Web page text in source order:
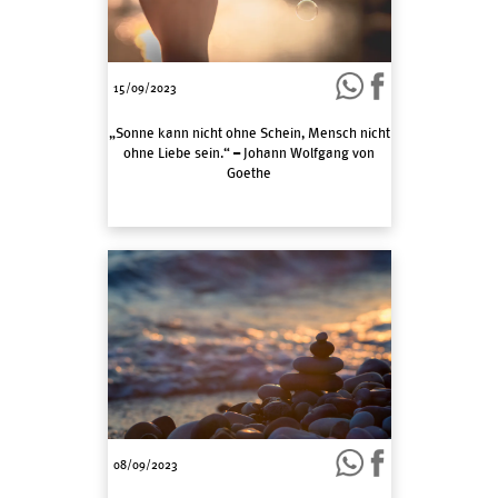
15/09/2023
„Sonne kann nicht ohne Schein, Mensch nicht
ohne Liebe sein.“ – Johann Wolfgang von
Goethe
08/09/2023